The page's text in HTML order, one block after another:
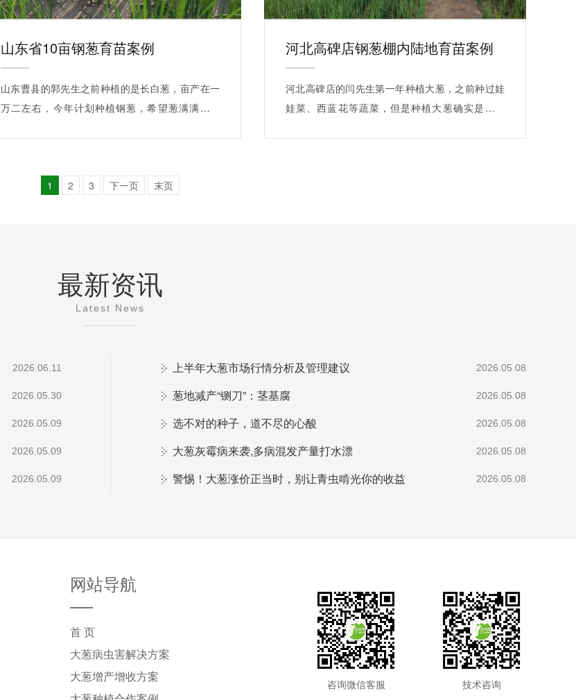
山东省10亩钢葱育苗案例
山东曹县的郭先生之前种植的是长白葱，亩产在一
万二左右，今年计划种植钢葱，希望葱满满能够
河北高碑店钢葱棚内陆地育苗案例
河北高碑店的闫先生第一年种植大葱，之前种过娃
娃菜、西蓝花等蔬菜，但是种植大葱确实是第一
1 2 3 下一页 末页
最新资讯
Latest News
2026.06.11
2026.05.30
2026.05.09
2026.05.09
2026.05.09
上半年大葱市场行情分析及管理建议 2026.05.08
葱地减产“铡刀”：茎基腐 2026.05.08
选不对的种子，道不尽的心酸 2026.05.08
大葱灰霉病来袭,多病混发产量打水漂 2026.05.08
警惕！大葱涨价正当时，别让青虫啃光你的收益 2026.05.08
网站导航
首 页
大葱病虫害解决方案
大葱增产增收方案
咨询微信客服 技术咨询